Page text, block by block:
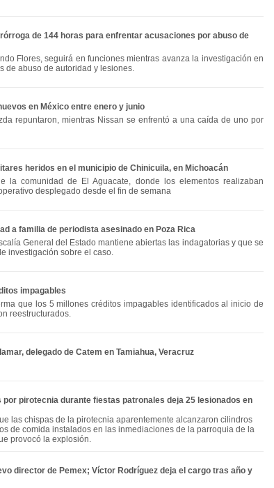
de 144 horas para enfrentar acusaciones por abuso de
Flores, seguirá en funciones mientras avanza la investigación en
de abuso de autoridad y lesiones.
en México entre enero y junio
repuntaron, mientras Nissan se enfrentó a una caída de uno por
heridos en el municipio de Chinicuila, en Michoacán
la comunidad de El Aguacate, donde los elementos realizaban
desplegado desde el fin de semana
a familia de periodista asesinado en Poza Rica
General del Estado mantiene abiertas las indagatorias y que se
investigación sobre el caso.
impagables
que los 5 millones créditos impagables identificados al inicio de
reestructurados.
delegado de Catem en Tamiahua, Veracruz
por pirotecnia durante fiestas patronales deja 25 lesionados en
las chispas de la pirotecnia aparentemente alcanzaron cilindros
de comida instalados en las inmediaciones de la parroquia de la
provocó la explosión.
director de Pemex; Víctor Rodríguez deja el cargo tras año y